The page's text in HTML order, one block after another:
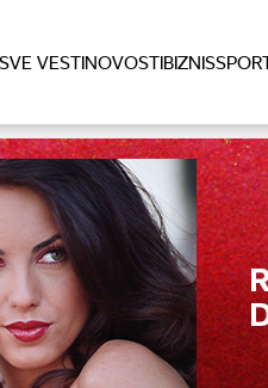
SVE VESTINOVOSTIBIZNIS